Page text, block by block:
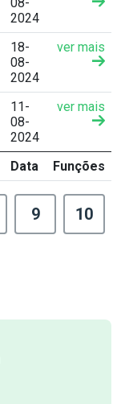
2024
18-
08-
2024
ver mais
11-
08-
2024
ver mais
Data Funções
9 10